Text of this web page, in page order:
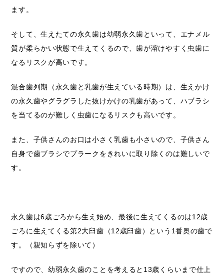
ます。
そして、生えたての永久歯は幼弱永久歯といって、エナメル
質が柔らかい状態で生えてくるので、歯が溶けやすく虫歯に
なるリスクが高いです。
混合歯列期（永久歯と乳歯が生えている時期）は、生えかけ
の永久歯やグラグラした抜けかけの乳歯があって、ハブラシ
を当てるのが難しく虫歯になるリスクも高いです。
また、子供さんのお口は小さく乳歯も小さいので、子供さん
自身で歯ブラシでプラークをきれいに取り除くのは難しいで
す。
永久歯は6歳ごろから生え始め、最後に生えてくるのは12歳
ごろに生えてくる第2大臼歯（12歳臼歯）という1番奥の歯で
す。（親知らずを除いて）
ですので、幼弱永久歯のことを考えると13歳くらいまで仕上